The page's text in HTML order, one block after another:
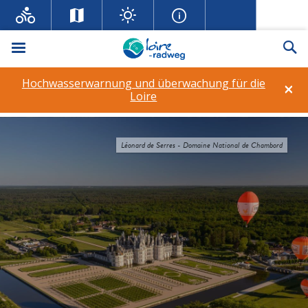
Menü
×
Hochwasserwarnung und überwachung für die
Loire
Léonard de Serres - Domaine National de Chambord